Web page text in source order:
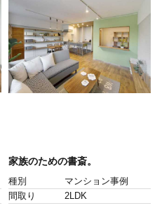
家族のための書斎。
種別
マンション事例
間取り
2LDK